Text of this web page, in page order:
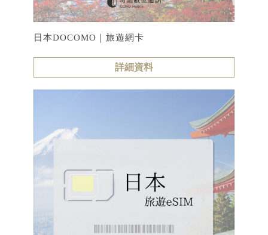
日本DOCOMO｜旅遊網卡
詳細資料